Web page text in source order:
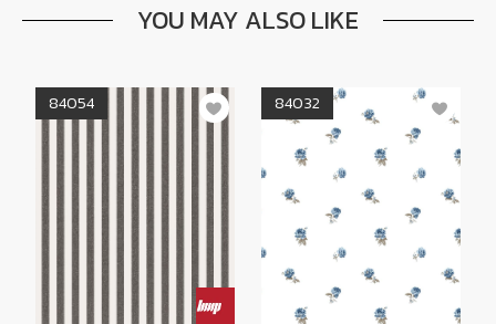
YOU MAY ALSO LIKE
84054 84032